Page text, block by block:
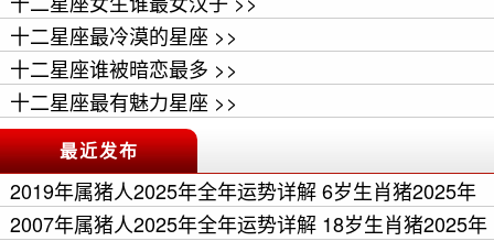
十二星座最冷漠的星座 >>
十二星座谁被暗恋最多 >>
十二星座最有魅力星座 >>
最近发布
2019年属猪人2025年全年运势详解 6岁生肖猪2025年
每月运程 >>
2007年属猪人2025年全年运势详解 18岁生肖猪2025年